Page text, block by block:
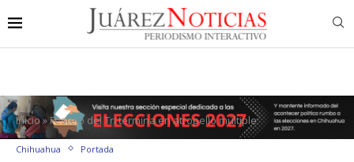
Inicio»Festejo del Tri termina en atropello múltiple
Chihuahua Portada